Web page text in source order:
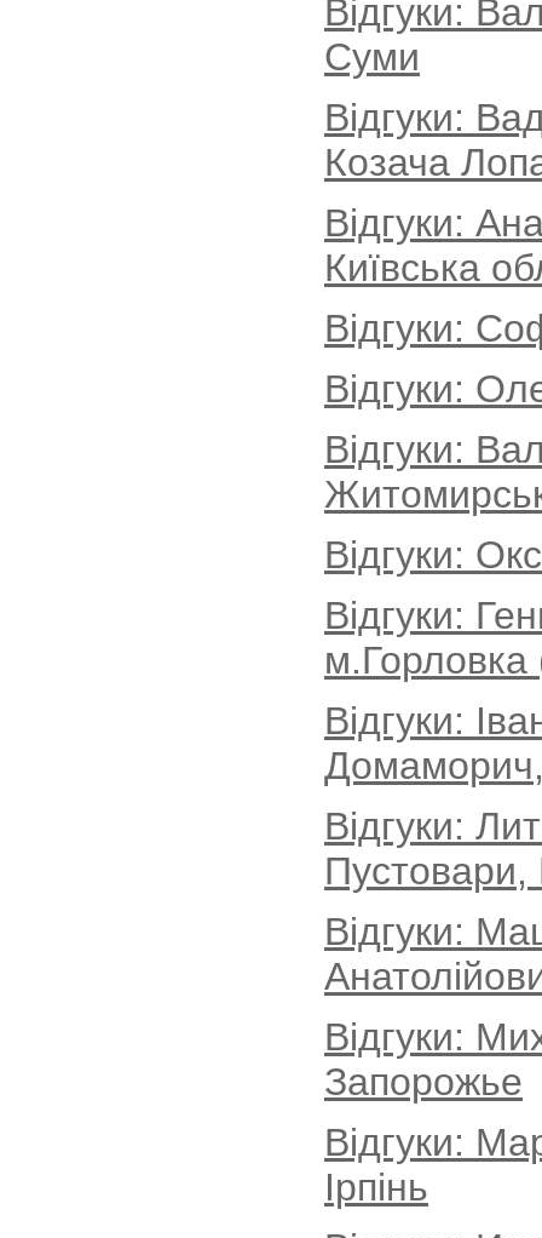
Відгуки:
Суми
Відгуки:
Козача
Відгуки:
Київська
Відгуки:
Відгуки:
Відгуки:
Відгуки:
Відгуки:
Відгуки:
Домаморич,
Відгуки:
Пустовари,
Відгуки:
Відгуки:
Запорожье
Відгуки:
Ірпінь